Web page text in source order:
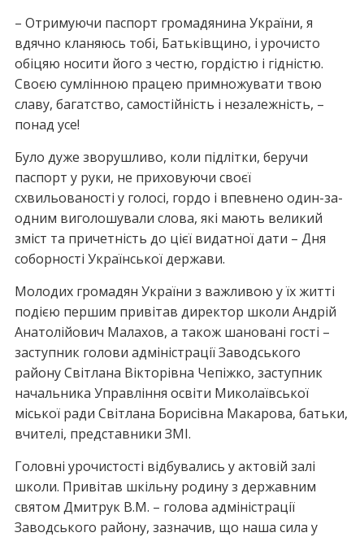
– Отримуючи паспорт громадянина України, я
вдячно кланяюсь тобі, Батьківщино, і урочисто
обіцяю носити його з честю, гордістю і гідністю.
Своєю сумлінною працею примножувати твою
славу, багатство, самостійність і незалежність, –
понад усе!
Було дуже зворушливо, коли підлітки, беручи
паспорт у руки, не приховуючи своєї
схвильованості у голосі, гордо і впевнено один-за-
одним виголошували слова, які мають великий
зміст та причетність до цієї видатної дати – Дня
соборності Української держави.
Молодих громадян України з важливою у їх житті
подією першим привітав директор школи Андрій
Анатолійович Малахов, а також шановані гості –
заступник голови адміністрації Заводського
району Світлана Вікторівна Чепіжко, заступник
начальника Управління освіти Миколаївської
міської ради Світлана Борисівна Макарова, батьки,
вчителі, представники ЗМІ.
Головні урочистості відбувались у актовій залі
школи. Привітав шкільну родину з державним
святом Дмитрук В.М. – голова адміністрації
Заводського району, зазначив, що наша сила у